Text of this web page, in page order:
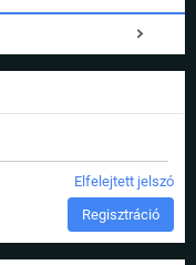
Elfelejtett jelszó
Regisztráció